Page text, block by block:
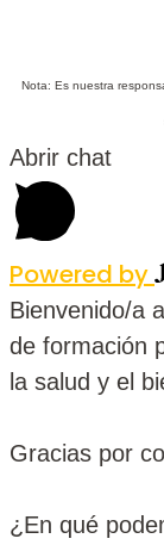
Nota: Es nuestra
Abrir chat
Powered by
Bienvenido/a
de formación
la salud y el
Gracias por
¿En qué